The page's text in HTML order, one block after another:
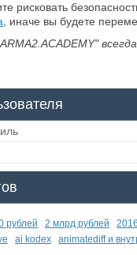
рисковать
, иначе вы будете
рублей 2 млрд рублей 2016
ai kodex animatediff и